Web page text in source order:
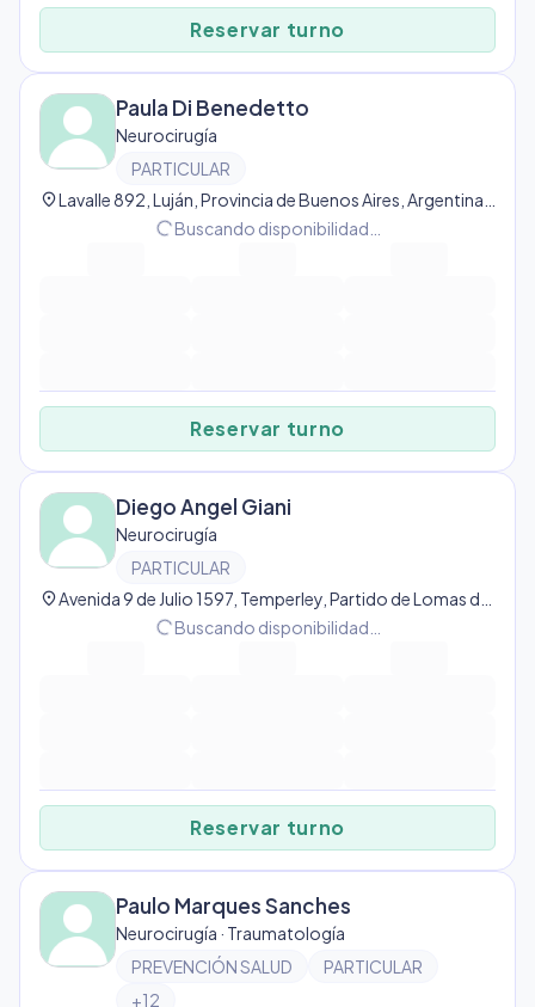
Reservar turno
Paula Di Benedetto
Neurocirugía
PARTICULAR
location_on
progress_activityBuscando disponibilidad…
Reservar turno
Diego Angel Giani
Neurocirugía
PARTICULAR
location_on
progress_activityBuscando disponibilidad…
Reservar turno
Paulo Marques Sanches
Neurocirugía · Traumatología
PREVENCIÓN SALUD
PARTICULAR
+12